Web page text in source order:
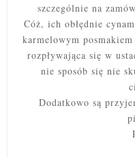
szczególnie na
Cóż, ich obłędnie
karmelowym
rozpływająca się w
nie sposób się nie
Dodatkowo są